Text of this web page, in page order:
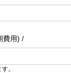
費用) /
。